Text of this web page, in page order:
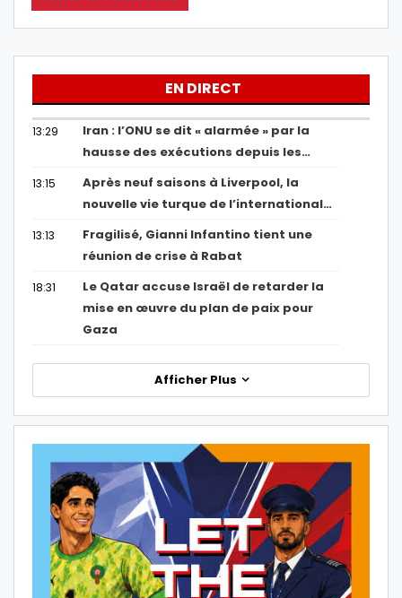
EN DIRECT
13:29
Iran : l’ONU se dit « alarmée » par la
hausse des exécutions depuis les…
13:15
Après neuf saisons à Liverpool, la
nouvelle vie turque de l’international…
13:13
Fragilisé, Gianni Infantino tient une
réunion de crise à Rabat
18:31
Le Qatar accuse Israël de retarder la
mise en œuvre du plan de paix pour
Gaza
Afficher Plus